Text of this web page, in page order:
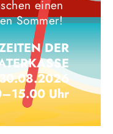
einen
Sommer!
DER
Uhr